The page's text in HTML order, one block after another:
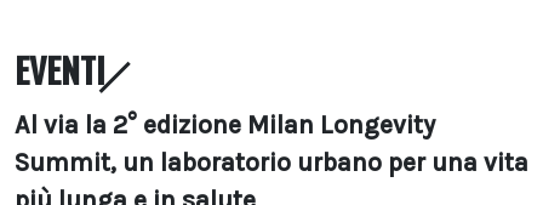
EVENTI
Al via la 2° edizione Milan Longevity
Summit, un laboratorio urbano per una vita